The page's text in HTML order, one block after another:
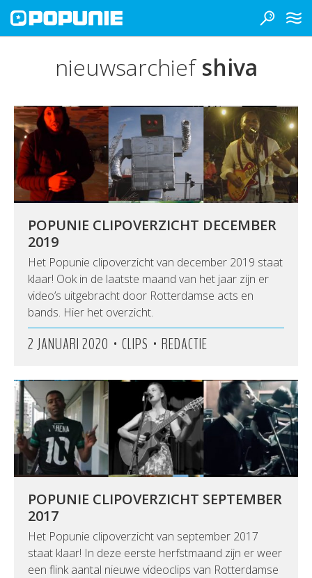
nieuwsarchiefshiva
POPUNIE CLIPOVERZICHT DECEMBER
2019
Het Popunie clipoverzicht van december 2019 staat
klaar! Ook in de laatste maand van het jaar zijn er
video’s uitgebracht door Rotterdamse acts en
bands. Hier het overzicht.
2 JANUARI 2020 • CLIPS • REDACTIE
POPUNIE CLIPOVERZICHT SEPTEMBER
2017
Het Popunie clipoverzicht van september 2017
staat klaar! In deze eerste herfstmaand zijn er weer
een flink aantal nieuwe videoclips van Rotterdamse